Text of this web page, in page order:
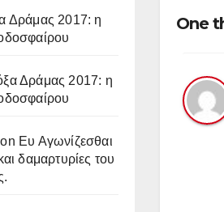
Δράμας 2017: η
Δράμας 2017: η
on Ευ Αγωνίζεσθαι
δαμαρτυρίες του
One